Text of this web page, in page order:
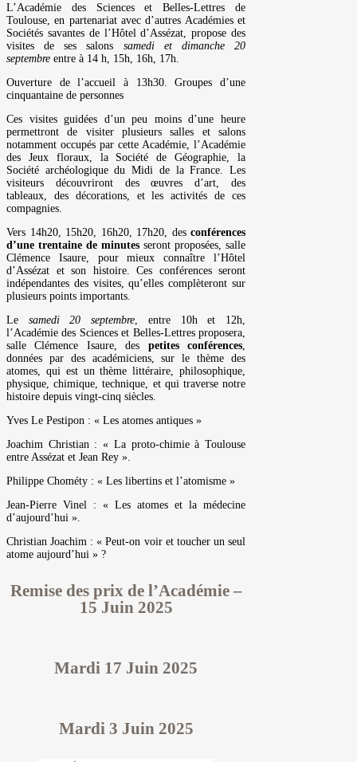
L’Académie des Sciences et Belles-Lettres de
Toulouse, en partenariat avec d’autres Académies et
Sociétés savantes de l’Hôtel d’Assézat, propose des
visites de ses salons samedi et dimanche 20
septembre entre à 14 h, 15h, 16h, 17h.
Ouverture de l’accueil à 13h30. Groupes d’une
cinquantaine de personnes
Ces visites guidées d’un peu moins d’une heure
permettront de visiter plusieurs salles et salons
notamment occupés par cette Académie, l’Académie
des Jeux floraux, la Société de Géographie, la
Société archéologique du Midi de la France. Les
visiteurs découvriront des œuvres d’art, des
tableaux, des décorations, et les activités de ces
compagnies.
Vers 14h20, 15h20, 16h20, 17h20, des conférences
d’une trentaine de minutes seront proposées, salle
Clémence Isaure, pour mieux connaître l’Hôtel
d’Assézat et son histoire. Ces conférences seront
indépendantes des visites, qu’elles complèteront sur
plusieurs points importants.
Le samedi 20 septembre , entre 10h et 12h,
l’Académie des Sciences et Belles-Lettres proposera,
salle Clémence Isaure, des petites conférences
données par des académiciens, sur le thème des
atomes, qui est un thème littéraire, philosophique,
physique, chimique, technique, et qui traverse notre
histoire depuis vingt-cinq siècles.
Yves Le Pestipon : « Les atomes antiques »
Joachim Christian : « La proto-chimie à Toulouse
entre Assézat et Jean Rey ».
Philippe Chométy : « Les libertins et l’atomisme »
Jean-Pierre Vinel : « Les atomes et la médecine
d’aujourd’hui ».
Christian Joachim : « Peut-on voir et toucher un seul
atome aujourd’hui » ?
Remise des prix de l’Académie –
15 Juin 2025
Mardi 17 Juin 2025
Mardi 3 Juin 2025